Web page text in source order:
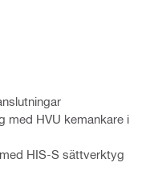
med HVU kemankare i
HIS-S sättverktyg